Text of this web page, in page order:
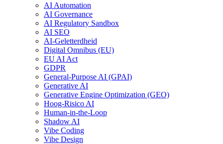
AI Automation
AI Governance
AI Regulatory Sandbox
AI SEO
AI-Geletterdheid
Digital Omnibus (EU)
EU AI Act
GDPR
General-Purpose AI (GPAI)
Generative AI
Generative Engine Optimization (GEO)
Hoog-Risico AI
Human-in-the-Loop
Shadow AI
Vibe Coding
Vibe Design